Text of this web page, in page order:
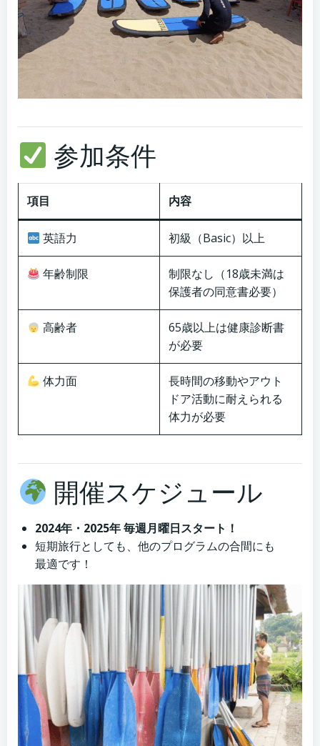
参加条件
項目 内容
英語力 初級（Basic）以上
年齢制限
制限なし（18歳未満は
保護者の同意書必要）
高齢者
65歳以上は健康診断書
が必要
体力面
長時間の移動やアウト
ドア活動に耐えられる
体力が必要
開催スケジュール
2024年・2025年 毎週月曜日スタート！
短期旅行としても、他のプログラムの合間にも
最適です！